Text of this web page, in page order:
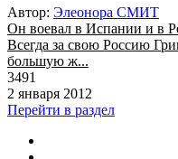
Автор: Элеонора СМИТ
Он воевал в Испании и в
Всегда за свою Россию
большую ж...
3491
2 января 2012
Перейти в раздел